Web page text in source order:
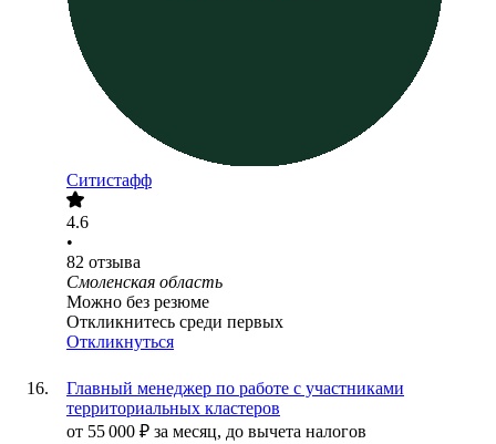
Ситистафф
4.6
•
82 отзыва
Смоленская область
Можно без резюме
Откликнитесь среди первых
Откликнуться
Главный менеджер по работе с участниками
территориальных кластеров
от 55 000 ₽ за месяц, до вычета налогов